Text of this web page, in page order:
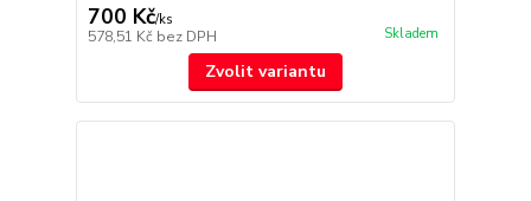
700 Kč/ks
578,51 Kč bez DPH Skladem
Zvolit variantu